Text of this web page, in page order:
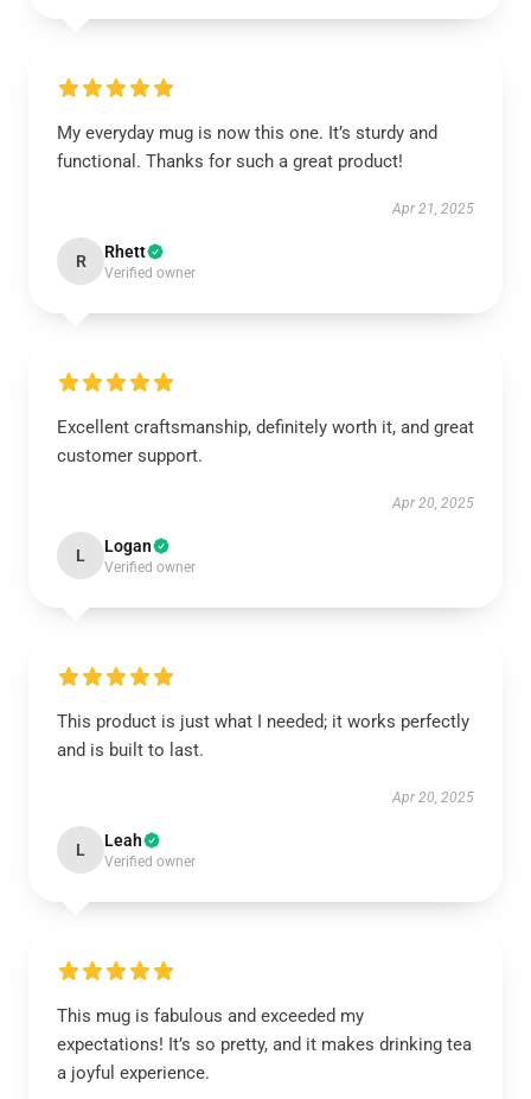
My everyday mug is now this one. It’s sturdy and
functional. Thanks for such a great product!
Apr 21, 2025
R Rhett
Verified owner
Excellent craftsmanship, definitely worth it, and great
customer support.
Apr 20, 2025
L Logan
Verified owner
This product is just what I needed; it works perfectly
and is built to last.
Apr 20, 2025
L Leah
Verified owner
This mug is fabulous and exceeded my
expectations! It’s so pretty, and it makes drinking tea
a joyful experience.